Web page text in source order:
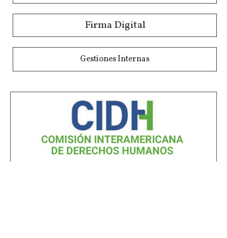
Firma Digital
Gestiones Internas